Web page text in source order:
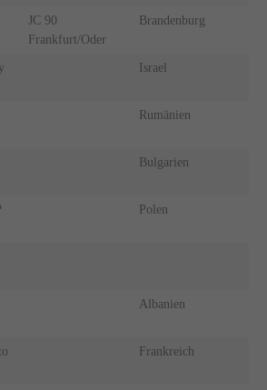
JC 90
Frankfurt/Oder
Brandenburg
Israel
Rumänien
Bulgarien
Polen
Albanien
Frankreich